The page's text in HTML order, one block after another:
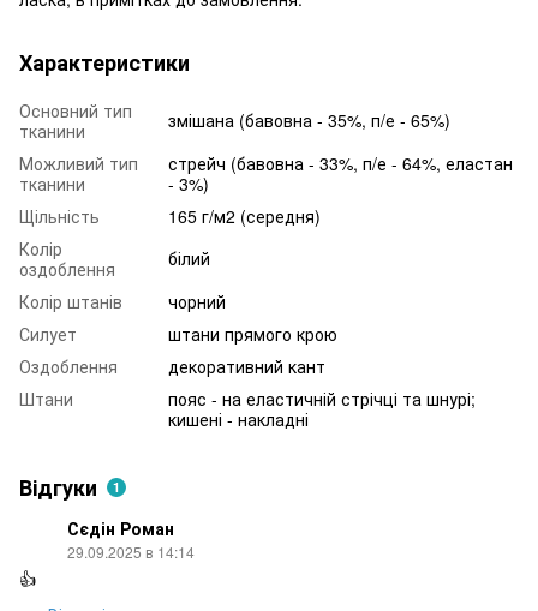
Характеристики
Основний тип
тканини
змішана (бавовна - 35%, п/е - 65%)
Можливий тип
тканини
стрейч (бавовна - 33%, п/е - 64%, еластан
- 3%)
Щільність
165 г/м2 (середня)
Колір
оздоблення
білий
Колір штанів
чорний
Силует
штани прямого крою
Оздоблення
декоративний кант
Штани
пояс - на еластичній стрічці та шнурі;
кишені - накладні
Відгуки 1
Сєдін Роман
29.09.2025 в 14:14
👍